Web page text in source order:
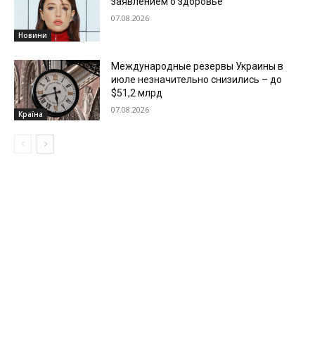
Новини
07.08.2026
Країна
Международные резервы Украины в
июле незначительно снизились – до
$51,2 млрд
07.08.2026